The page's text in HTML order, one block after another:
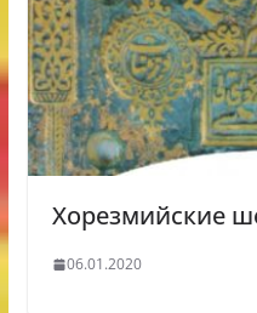
Хорезмийские
06.01.2020